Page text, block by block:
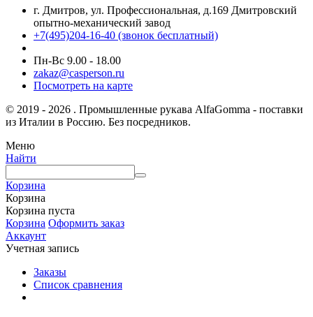
г. Дмитров, ул. Профессиональная, д.169 Дмитровский
опытно-механический завод
+7(495)204-16-40 (звонок бесплатный)
Пн-Вс 9.00 - 18.00
zakaz@casperson.ru
Посмотреть на карте
© 2019 - 2026 . Промышленные рукава AlfaGomma - поставки
из Италии в Россию. Без посредников.
Меню
Найти
Корзина
Корзина
Корзина пуста
Корзина Оформить заказ
Аккаунт
Учетная запись
Заказы
Список сравнения